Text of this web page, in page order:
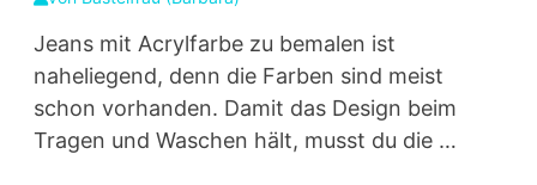
Jeans mit Acrylfarbe zu bemalen ist
naheliegend, denn die Farben sind meist
schon vorhanden. Damit das Design beim
Tragen und Waschen hält, musst du die …